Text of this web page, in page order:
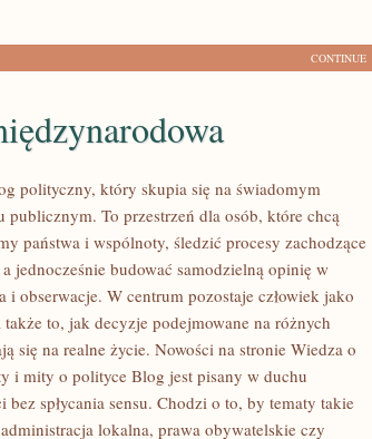
CONTINUE
polityczny, który skupia się na świadomym
publicznym. To przestrzeń dla osób, które chcą
państwa i wspólnoty, śledzić procesy zachodzące
jednocześnie budować samodzielną opinię w
i obserwacje. W centrum pozostaje człowiek jako
także to, jak decyzje podejmowane na różnych
się na realne życie. Nowości na stronie Wiedza o
i mity o polityce Blog jest pisany w duchu
bez spłycania sensu. Chodzi o to, by tematy takie
lokalna, prawa obywatelskie czy